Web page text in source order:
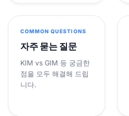
COMMON QUESTIONS
자주 묻는 질문
KIM vs GIM 등 궁금한
점을 모두 해결해 드립
니다.